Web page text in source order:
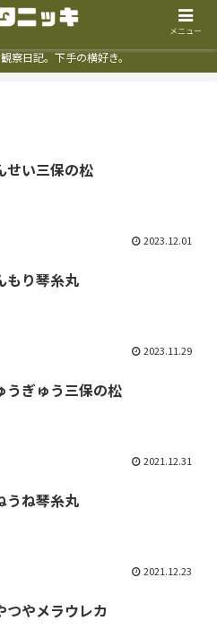
察日記。下手の横好き。
せい三保の松
2023.12.01
もり琴糸丸
2023.11.29
うぎゅう三保の松
2021.12.31
うね琴糸丸
2021.12.23
つやメラウレカ
メニュー